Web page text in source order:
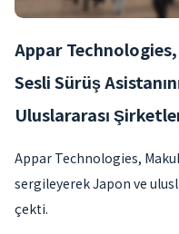
Appar
Sesli Sürüş
Uluslararası
Appar Technologies,
sergileyerek Japon ve
çekti.